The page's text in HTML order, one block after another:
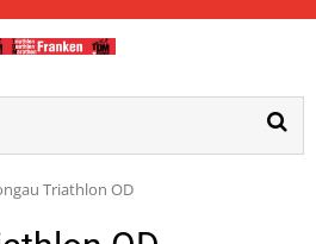
Triathlon OD